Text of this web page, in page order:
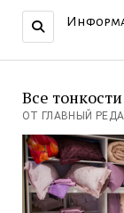
Все
ОТ ГЛАВНЫЙ